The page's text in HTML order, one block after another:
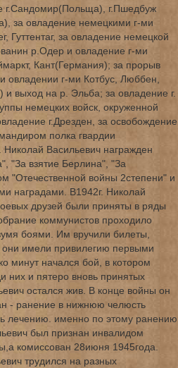
г.Сандомир(Польща), г.Пшедбуж
за овладение немецкими г-ми
Гуттентаг, за овладение немецкой
р.Одер и овладение г-ми
Кант(Германия); за прорыв
овладении г-ми Котбус, Люббен,
выход на р. Эльба; за овладение г.
немецких войск, окруженной
г.Дрезден, за освобождение
полка гвардии
Васильевич награжден
"За взятие Берлина", "За
"Отечественной войны 2степени" и
наградами. В1942г. Николай
друзей были приняты в ряды
коммунистов проходило
боями. Им вручили билеты,
они имели привилегию первыми
минут начался бой, в котором
них и пятеро вновь принятых
остался жив. В конце войны он
- ранение в нижнюю челюсть
лечению. именно по этому ранению
был признан инвалидом
комиссован 28июня 1945года.
трудился на разных